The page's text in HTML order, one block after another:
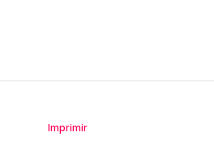
Imprimir